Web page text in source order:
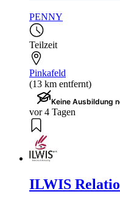
PENNY
Teilzeit
Pinkafeld
(13 km entfernt)
Keine Ausbildung
vor 4 Tagen
ILWIS